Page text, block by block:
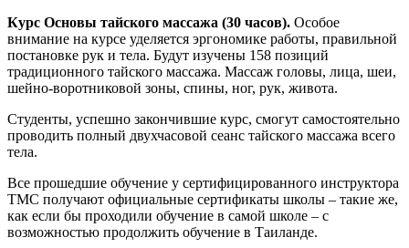
Курс Основы тайского массажа (30 часов). Особое
внимание на курсе уделяется эргономике работы, правильной
постановке рук и тела. Будут изучены 158 позиций
традиционного тайского массажа. Массаж головы, лица, шеи,
шейно-воротниковой зоны, спины, ног, рук, живота.
Студенты, успешно закончившие курс, смогут самостоятельно
проводить полный двухчасовой сеанс тайского массажа всего
тела.
Все прошедшие обучение у сертифицированного инструктора
TMC получают официальные сертификаты школы – такие же,
как если бы проходили обучение в самой школе – с
возможностью продолжить обучение в Таиланде.